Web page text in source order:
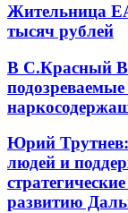
Жительница
тысяч рублей
В С.Красный
Юрий Трутнев:
людей и
развитию